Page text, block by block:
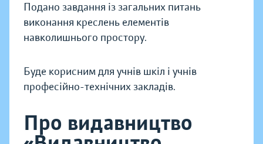
Подано завдання із загальних питань
виконання креслень елементів
навколишнього простору.
Буде корисним для учнів шкіл і учнів
професійно-технічних закладів.
Про видавництво